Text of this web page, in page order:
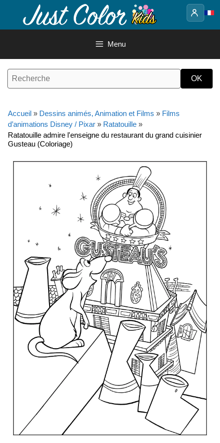
contenu
Menu
Accueil » Dessins animés, Animation et Films » Films
d’animations Disney / Pixar » Ratatouille »
Ratatouille admire l'enseigne du restaurant du grand cuisinier
Gusteau (Coloriage)